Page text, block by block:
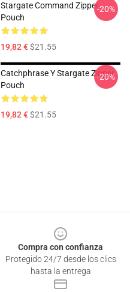
Stargate Command Zipper
Pouch
19,82 €$21.55
-20%
Catchphrase Y Stargate Zipper
Pouch
19,82 €$21.55
-20%
Compra con confianza
Protegido 24/7 desde los clics
hasta la entrega